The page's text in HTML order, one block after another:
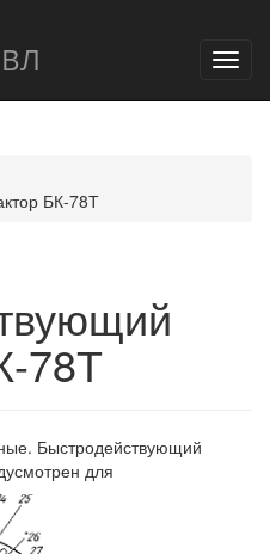
БК-78Т
78Т
Быстродействующий
для